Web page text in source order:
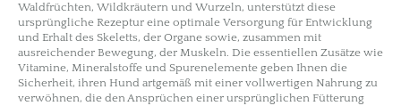
Waldfrüchten, Wildkräutern und Wurzeln, unterstützt diese
ursprüngliche Rezeptur eine optimale Versorgung für Entwicklung
und Erhalt des Skeletts, der Organe sowie, zusammen mit
ausreichender Bewegung, der Muskeln. Die essentiellen Zusätze wie
Vitamine, Mineralstoffe und Spurenelemente geben Ihnen die
Sicherheit, ihren Hund artgemäß mit einer vollwertigen Nahrung zu
verwöhnen, die den Ansprüchen einer ursprünglichen Fütterung